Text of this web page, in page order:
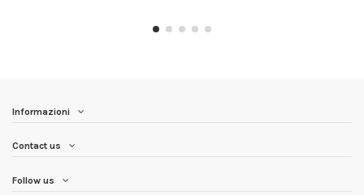
Informazioni
Contact us
Follow us